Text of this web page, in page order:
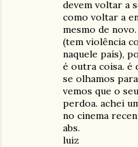
devem voltar a
como voltar a
mesmo de
(tem violência
naquele país),
é outra coisa. é
se olhamos
vemos que o
perdoa. achei
no cinema
abs.
luiz